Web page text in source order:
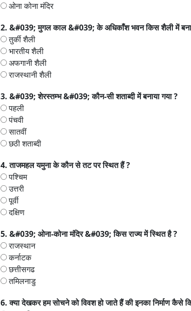
ओना कोना मंदिर
2. &#039; मुगल काल &#039; के अधिकाँश भवन किस शैली में
तुर्की शैली
भारतीय शैली
अफगानी शैली
राजस्थानी शैली
3. &#039; शेरस्तम्भ &#039; कौन-सी शताब्दी में बनाया गया ?
पहली
पंचवी
सातवीं
छठी शताब्दी
4. ताजमहल यमुना के कौन से तट पर स्थित हैं ?
पश्चिम
उत्तरी
पूर्वी
दक्षिण
5. &#039; ओना-कोना मंदिर &#039; किस राज्य में स्थित है ?
राजस्थान
कर्नाटक
छत्तीसगढ
तमिलनाडु
6. क्या देखकर हम सोचने को विवश हो जाते हैं की इनका निर्माण कैसे